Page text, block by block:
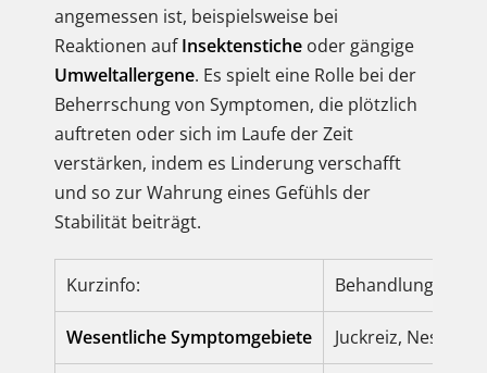
angemessen ist, beispielsweise bei
Reaktionen aufInsektenstiche oder gängige
Umweltallergene. Es spielt eine Rolle bei der
Beherrschung von Symptomen, die plötzlich
auftreten oder sich im Laufe der Zeit
verstärken, indem es Linderung verschafft
und so zur Wahrung eines Gefühls der
Stabilität beiträgt.
Kurzinfo: Behandlung des
Wesentliche Symptomgebiete Juckreiz,